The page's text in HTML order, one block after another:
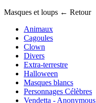
Masques et loups ← Retour
Animaux
Cagoules
Clown
Divers
Extra-terrestre
Halloween
Masques blancs
Personnages Célèbres
Vendetta - Anonymous